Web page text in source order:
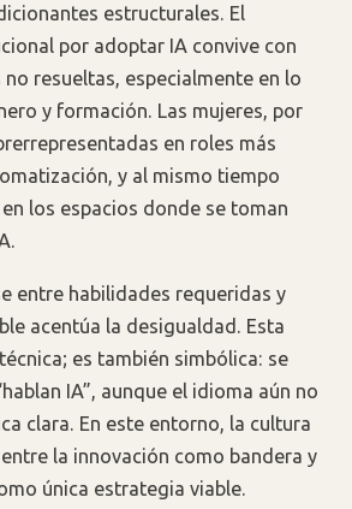
estructurales. El
por adoptar IA convive con
resueltas, especialmente en lo
y formación. Las mujeres, por
en roles más
y al mismo tiempo
los espacios donde se toman
entre habilidades requeridas y
acentúa la desigualdad. Esta
es también simbólica: se
IA”, aunque el idioma aún no
clara. En este entorno, la cultura
la innovación como bandera y
única estrategia viable.